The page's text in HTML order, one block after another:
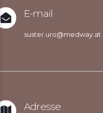
E-mail
suster.uro@medway.at
Adresse